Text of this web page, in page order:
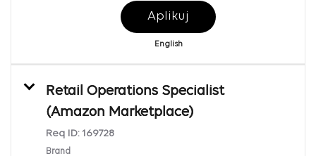
Aplikuj
English
Retail Operations Specialist
(Amazon Marketplace)
Req ID: 169728
Brand